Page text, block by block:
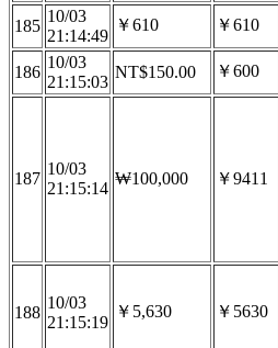
185
10/03
21:14:49
￥610 ￥610
186
10/03
21:15:03
NT$150.00 ￥600
187
10/03
21:15:14
₩100,000 ￥9411
188
10/03
21:15:19
￥5,630 ￥5630